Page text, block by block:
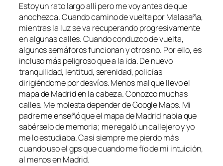
Estoy un rato largo allí pero me voy antes de que
anochezca. Cuando camino de vuelta por Malasaña,
mientras la luz se va recuperando progresivamente
en algunas calles. Cuando conduzco de vuelta,
algunos semáforos funcionan y otros no. Por ello, es
incluso más peligroso que a la ida. De nuevo
tranquilidad, lentitud, serenidad, policías
dirigiéndome por desvíos. Menos mal que llevo el
mapa de Madrid en la cabeza. Conozco muchas
calles. Me molesta depender de Google Maps. Mi
padre me enseñó que el mapa de Madrid había que
sabérselo de memoria; me regaló un callejero y yo
me lo estudiaba. Casi siempre me pierdo más
cuando uso el gps que cuando me fío de mi intuición,
al menos en Madrid.